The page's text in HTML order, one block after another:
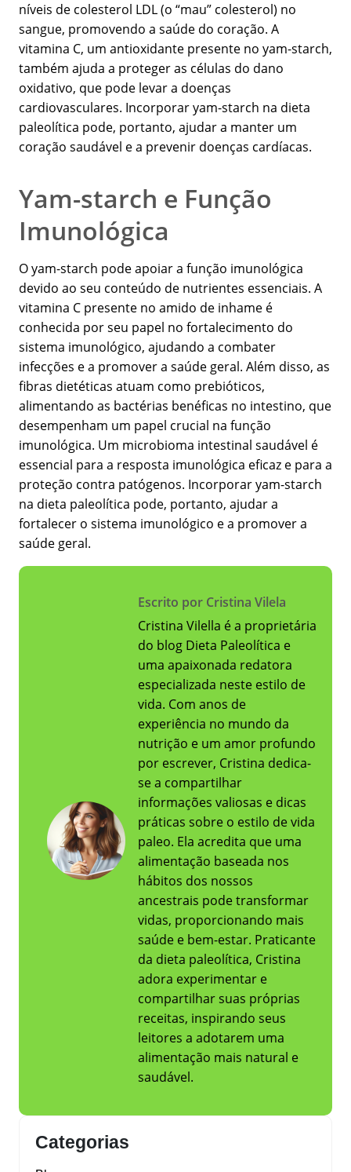
níveis de colesterol LDL (o “mau” colesterol) no
sangue, promovendo a saúde do coração. A
vitamina C, um antioxidante presente no yam-starch,
também ajuda a proteger as células do dano
oxidativo, que pode levar a doenças
cardiovasculares. Incorporar yam-starch na dieta
paleolítica pode, portanto, ajudar a manter um
coração saudável e a prevenir doenças cardíacas.
Yam-starch e Função
Imunológica
O yam-starch pode apoiar a função imunológica
devido ao seu conteúdo de nutrientes essenciais. A
vitamina C presente no amido de inhame é
conhecida por seu papel no fortalecimento do
sistema imunológico, ajudando a combater
infecções e a promover a saúde geral. Além disso, as
fibras dietéticas atuam como prebióticos,
alimentando as bactérias benéficas no intestino, que
desempenham um papel crucial na função
imunológica. Um microbioma intestinal saudável é
essencial para a resposta imunológica eficaz e para a
proteção contra patógenos. Incorporar yam-starch
na dieta paleolítica pode, portanto, ajudar a
fortalecer o sistema imunológico e a promover a
saúde geral.
Escrito por Cristina Vilela
Cristina Vilella é a proprietária
do blog Dieta Paleolítica e
uma apaixonada redatora
especializada neste estilo de
vida. Com anos de
experiência no mundo da
nutrição e um amor profundo
por escrever, Cristina dedica-
se a compartilhar
informações valiosas e dicas
práticas sobre o estilo de vida
paleo. Ela acredita que uma
alimentação baseada nos
hábitos dos nossos
ancestrais pode transformar
vidas, proporcionando mais
saúde e bem-estar. Praticante
da dieta paleolítica, Cristina
adora experimentar e
compartilhar suas próprias
receitas, inspirando seus
leitores a adotarem uma
alimentação mais natural e
saudável.
Categorias